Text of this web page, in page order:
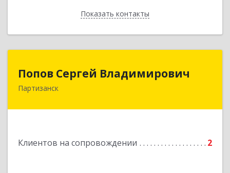
Показать контакты
Назад
Попов Сергей Владимирович
Партизанск
Клиентов на сопровождении 2
Попов Сергей Владимирович
692922, Приморский край, г. Находка, ул.